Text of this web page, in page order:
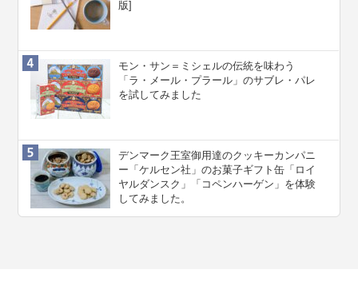
版]
モン・サン＝ミシェルの伝統を味わう
「ラ・メール・プラール」のサブレ・パレ
を試してみました
デンマーク王室御用達のクッキーカンパニ
ー「ケルセン社」のお菓子ギフト缶「ロイ
ヤルダンスク」「コペンハーゲン」を体験
してみました。